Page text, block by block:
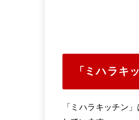
「ミハラキ
「ミハラキッチン